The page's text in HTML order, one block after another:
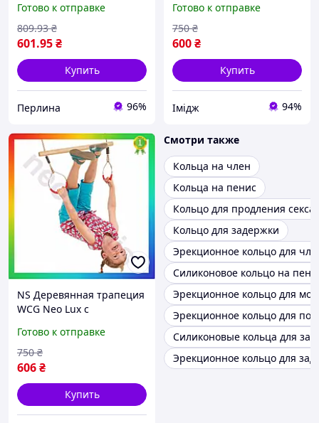
кольцами для детей
гимнастическая игрушка
для физи Per33/R
Готово к отправке
601.95₴
809.93 ₴
Купить
Перлина 96%
гимнастическая игрушка
для физи IMD22/G
Готово к отправке
600₴
750 ₴
Купить
Імідж 94%
NS Деревянная трапеция
WCG Neo Lux с
кольцами для детей
гимнастическая игрушка
для физи 25Neo-ss
Готово к отправке
606₴
750 ₴
Купить
Смотри также
Кольца на член
Кольца на пенис
Кольцо для продления секса
Кольцо для задержки
Эрекционное кольцо для
Силиконовое кольцо на
Эрекционное кольцо для
Эрекционное кольцо для
Силиконовые кольца для
Эрекционное кольцо для